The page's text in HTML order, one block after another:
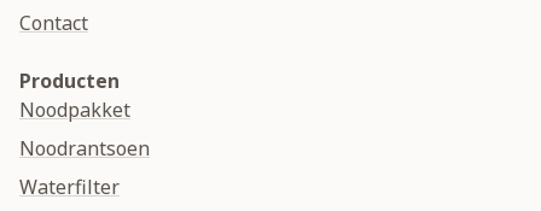
Contact
Producten
Noodpakket
Noodrantsoen
Waterfilter